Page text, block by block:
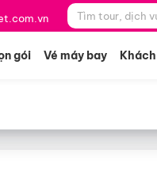
gói Vé máy bay